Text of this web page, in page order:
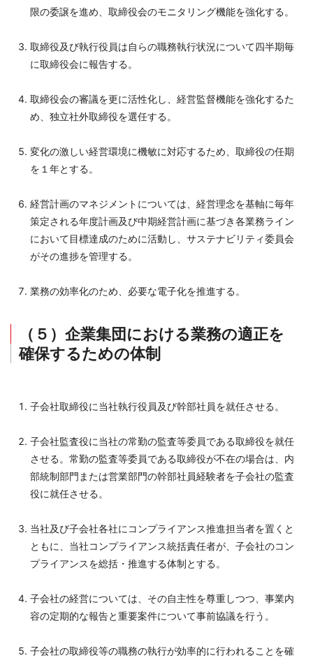
限の委譲を進め、取締役会のモニタリング機能を強化する。
取締役及び執行役員は自らの職務執行状況について四半期毎
に取締役会に報告する。
取締役会の審議を更に活性化し、経営監督機能を強化するた
め、独立社外取締役を選任する。
変化の激しい経営環境に機敏に対応するため、取締役の任期
を１年とする。
経営計画のマネジメントについては、経営理念を基軸に毎年
策定される年度計画及び中期経営計画に基づき各業務ライン
において目標達成のために活動し、サステナビリティ委員会
がその進捗を管理する。
業務の効率化のため、必要な電子化を推進する。
（５）企業集団における業務の適正を
確保するための体制
子会社取締役に当社執行役員及び幹部社員を就任させる。
子会社監査役に当社の常勤の監査等委員である取締役を就任
させる。常勤の監査等委員である取締役が不在の場合は、内
部統制部門または営業部門の幹部社員経験者を子会社の監査
役に就任させる。
当社及び子会社各社にコンプライアンス推進担当者を置くと
ともに、当社コンプライアンス統括責任者が、子会社のコン
プライアンスを総括・推進する体制とする。
子会社の経営については、その自主性を尊重しつつ、事業内
容の定期的な報告と重要案件について事前協議を行う。
子会社の取締役等の職務の執行が効率的に行われることを確